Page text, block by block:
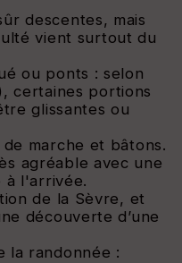
descentes, mais
vient surtout du
ou ponts : selon
certaines portions
glissantes ou
de marche et bâtons.
agréable avec une
à l'arrivée.
de la Sèvre, et
découverte d’une
la randonnée :